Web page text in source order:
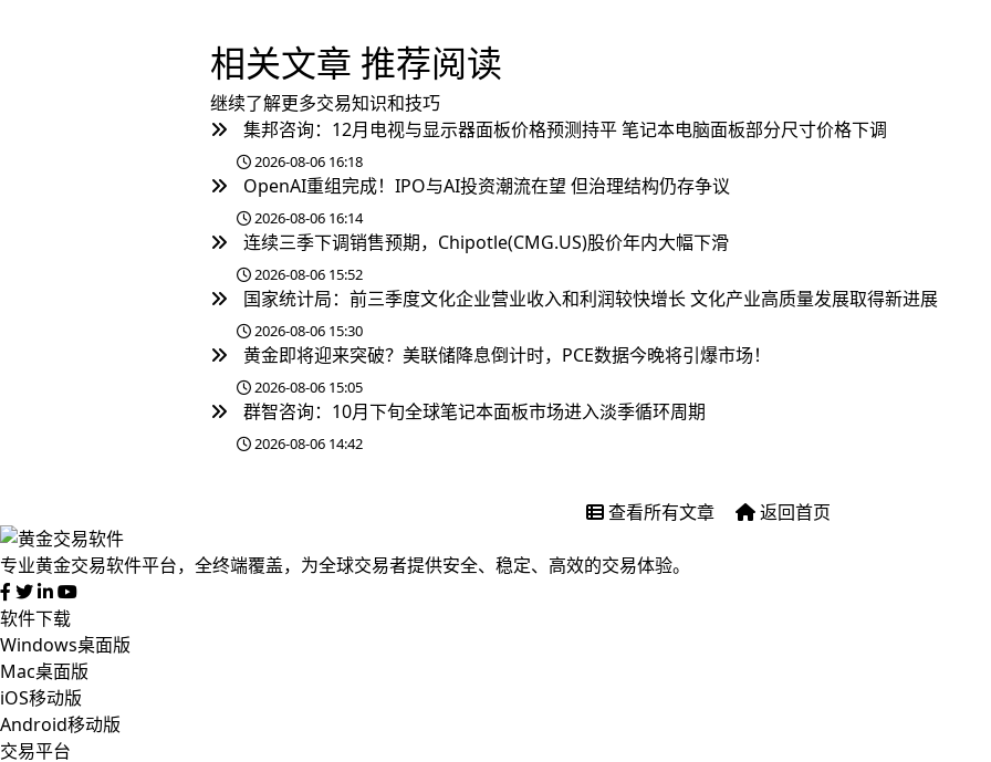
相关文章 推荐阅读
继续了解更多交易知识和技巧
集邦咨询：12月电视与显示器面板价格预测持平 笔记本电脑面板部分尺寸价格下调
2026-08-06 16:18
OpenAI重组完成！IPO与AI投资潮流在望 但治理结构仍存争议
2026-08-06 16:14
连续三季下调销售预期，Chipotle(CMG.US)股价年内大幅下滑
2026-08-06 15:52
国家统计局：前三季度文化企业营业收入和利润较快增长 文化产业高质量发展取得新进展
2026-08-06 15:30
黄金即将迎来突破？美联储降息倒计时，PCE数据今晚将引爆市场！
2026-08-06 15:05
群智咨询：10月下旬全球笔记本面板市场进入淡季循环周期
2026-08-06 14:42
查看所有文章 返回首页
专业黄金交易软件平台，全终端覆盖，为全球交易者提供安全、稳定、高效的交易体验。
软件下载
Windows桌面版
Mac桌面版
iOS移动版
Android移动版
交易平台